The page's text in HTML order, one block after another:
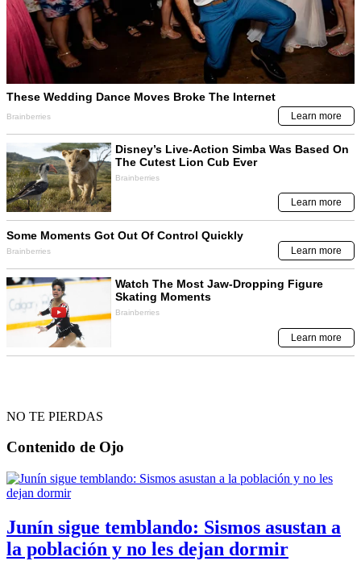
NO TE PIERDAS
Contenido de Ojo
Junín sigue temblando: Sismos asustan a
la población y no les dejan dormir